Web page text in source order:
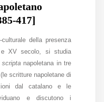
417]
della presenza
XV secolo, si studia
scriptanapoletana in tre
scritture napoletane di
dal catalano e le
e discutono i